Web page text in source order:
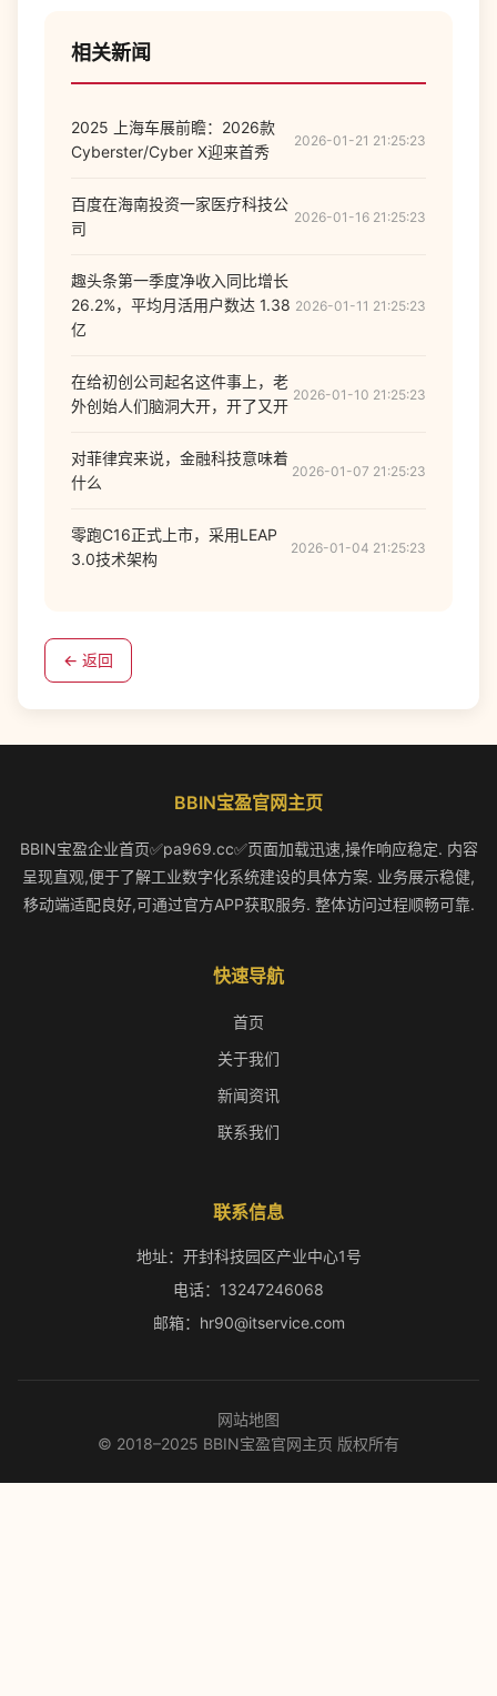
相关新闻
2025 上海车展前瞻：2026款
Cyberster/Cyber X迎来首秀
2026-01-21 21:25:23
百度在海南投资一家医疗科技公
司
2026-01-16 21:25:23
趣头条第一季度净收入同比增长
26.2%，平均月活用户数达 1.38
亿
2026-01-11 21:25:23
在给初创公司起名这件事上，老
外创始人们脑洞大开，开了又开
2026-01-10 21:25:23
对菲律宾来说，金融科技意味着
什么
2026-01-07 21:25:23
零跑C16正式上市，采用LEAP
3.0技术架构
2026-01-04 21:25:23
← 返回
BBIN宝盈官网主页
BBIN宝盈企业首页✅pa969.cc✅页面加载迅速,操作响应稳定. 内容
呈现直观,便于了解工业数字化系统建设的具体方案. 业务展示稳健,
移动端适配良好,可通过官方APP获取服务. 整体访问过程顺畅可靠.
快速导航
首页
关于我们
新闻资讯
联系我们
联系信息
地址：开封科技园区产业中心1号
电话：13247246068
邮箱：hr90@itservice.com
网站地图
© 2018–2025 BBIN宝盈官网主页 版权所有